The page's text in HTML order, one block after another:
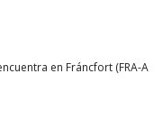
en Fráncfort (FRA-A